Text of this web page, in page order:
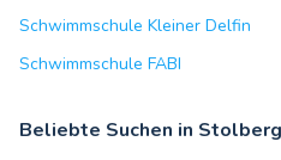
Schwimmschule Kleiner Delfin
Schwimmschule FABI
Beliebte Suchen in Stolberg